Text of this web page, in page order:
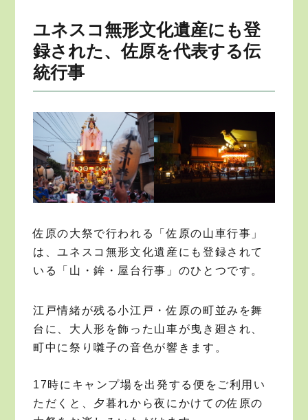
ユネスコ無形文化遺産にも登
録された、佐原を代表する伝
統行事
佐原の大祭で行われる「佐原の山車行事」
は、ユネスコ無形文化遺産にも登録されて
いる「山・鉾・屋台行事」のひとつです。
江戸情緒が残る小江戸・佐原の町並みを舞
台に、大人形を飾った山車が曳き廻され、
町中に祭り囃子の音色が響きます。
17時にキャンプ場を出発する便をご利用い
ただくと、夕暮れから夜にかけての佐原の